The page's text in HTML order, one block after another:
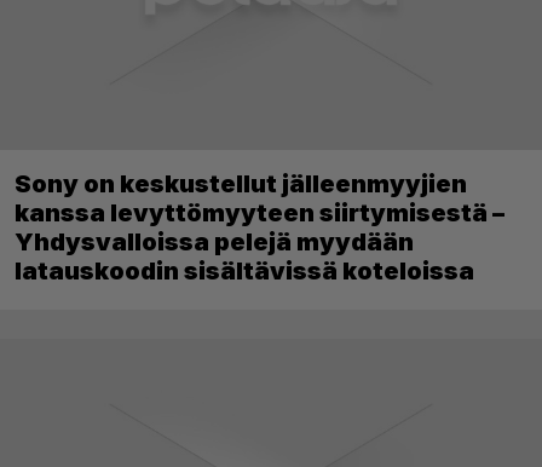
Sony on keskustellut jälleenmyyjien
kanssa levyttömyyteen siirtymisestä –
Yhdysvalloissa pelejä myydään
latauskoodin sisältävissä koteloissa